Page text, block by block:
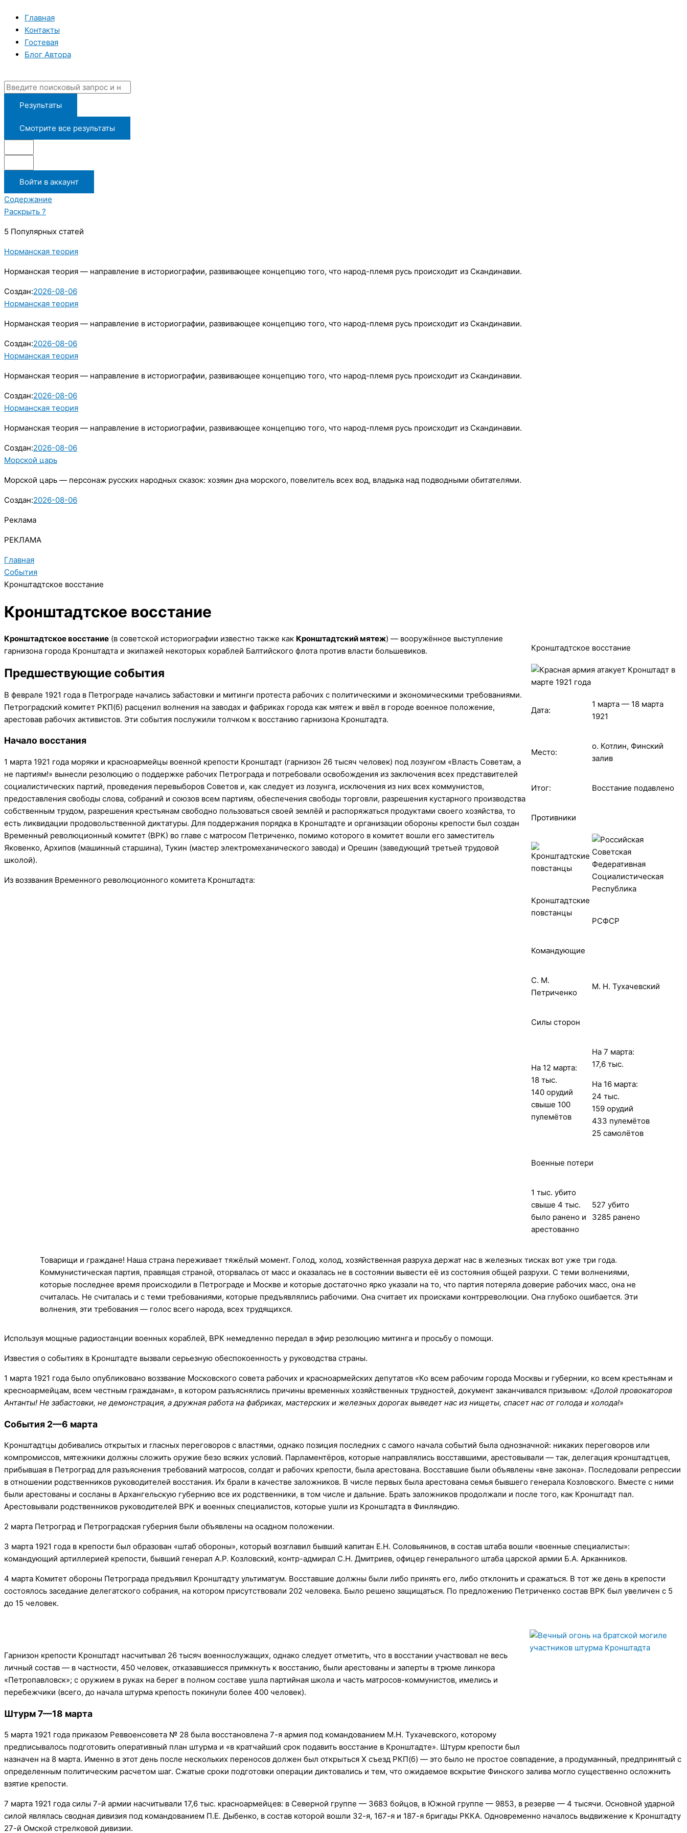
содержимому
Главная
Контакты
Гостевая
Блог Автора
Результаты
Смотрите все результаты
Войти в аккаунт
Содержание
Раскрыть ?
5 Популярных статей
Норманская теория
Норманская теория — направление в историографии, развивающее концепцию того, что народ-племя русь происходит из Скандинавии.
Создан:2026-08-06
Норманская теория
Норманская теория — направление в историографии, развивающее концепцию того, что народ-племя русь происходит из Скандинавии.
Создан:2026-08-06
Норманская теория
Норманская теория — направление в историографии, развивающее концепцию того, что народ-племя русь происходит из Скандинавии.
Создан:2026-08-06
Норманская теория
Норманская теория — направление в историографии, развивающее концепцию того, что народ-племя русь происходит из Скандинавии.
Создан:2026-08-06
Морской царь
Морской царь — персонаж русских народных сказок: хозяин дна морского, повелитель всех вод, владыка над подводными обитателями.
Создан:2026-08-06
Реклама
РЕКЛАМА
Главная
События
Кронштадтское восстание
Кронштадтское восстание
Кронштадтское восстание
Дата:
1 марта — 18 марта
1921
Место:
о. Котлин, Финский
залив
Итог: Восстание подавлено
Противники
Кронштадтские
повстанцы
РСФСР
Командующие
С. М.
Петриченко
М. Н. Тухачевский
Силы сторон
На 12 марта:
18 тыс.
140 орудий
свыше 100
пулемётов
На 7 марта:
17,6 тыс.
На 16 марта:
24 тыс.
159 орудий
433 пулемётов
25 самолётов
Военные потери
1 тыс. убито
свыше 4 тыс.
было ранено и
арестованно
527 убито
3285 ранено
Кронштадтское восстание (в советской историографии известно также как Кронштадтский мятеж) — вооружённое выступление
гарнизона города Кронштадта и экипажей некоторых кораблей Балтийского флота против власти большевиков.
Предшествующие события
В феврале 1921 года в Петрограде начались забастовки и митинги протеста рабочих с политическими и экономическими требованиями.
Петроградский комитет РКП(б) расценил волнения на заводах и фабриках города как мятеж и ввёл в городе военное положение,
арестовав рабочих активистов. Эти события послужили толчком к восстанию гарнизона Кронштадта.
Начало восстания
1 марта 1921 года моряки и красноармейцы военной крепости Кронштадт (гарнизон 26 тысяч человек) под лозунгом «Власть Советам, а
не партиям!» вынесли резолюцию о поддержке рабочих Петрограда и потребовали освобождения из заключения всех представителей
социалистических партий, проведения перевыборов Советов и, как следует из лозунга, исключения из них всех коммунистов,
предоставления свободы слова, собраний и союзов всем партиям, обеспечения свободы торговли, разрешения кустарного производства
собственным трудом, разрешения крестьянам свободно пользоваться своей землёй и распоряжаться продуктами своего хозяйства, то
есть ликвидации продовольственной диктатуры. Для поддержания порядка в Кронштадте и организации обороны крепости был создан
Временный революционный комитет (ВРК) во главе с матросом Петриченко, помимо которого в комитет вошли его заместитель
Яковенко, Архипов (машинный старшина), Тукин (мастер электромеханического завода) и Орешин (заведующий третьей трудовой
школой).
Из воззвания Временного революционного комитета Кронштадта:
Товарищи и граждане! Наша страна переживает тяжёлый момент. Голод, холод, хозяйственная разруха держат нас в железных тисках вот уже три года.
Коммунистическая партия, правящая страной, оторвалась от масс и оказалась не в состоянии вывести её из состояния общей разрухи. С теми волнениями,
которые последнее время происходили в Петрограде и Москве и которые достаточно ярко указали на то, что партия потеряла доверие рабочих масс, она не
считалась. Не считалась и с теми требованиями, которые предъявлялись рабочими. Она считает их происками контрреволюции. Она глубоко ошибается. Эти
волнения, эти требования — голос всего народа, всех трудящихся.
Используя мощные радиостанции военных кораблей, ВРК немедленно передал в эфир резолюцию митинга и просьбу о помощи.
Известия о событиях в Кронштадте вызвали серьезную обеспокоенность у руководства страны.
1 марта 1921 года было опубликовано воззвание Московского совета рабочих и красноармейских депутатов «Ко всем рабочим города Москвы и губернии, ко всем крестьянам и
кресноармейцам, всем честным гражданам», в котором разъяснялись причины временных хозяйственных трудностей, документ заканчивался призывом: «Долой провокаторов
Антанты! Не забастовки, не демонстрация, а дружная работа на фабриках, мастерских и железных дорогах выведет нас из нищеты, спасет нас от голода и холода!»
События 2—6 марта
Кронштадтцы добивались открытых и гласных переговоров с властями, однако позиция последних с самого начала событий была однозначной: никаких переговоров или
компромиссов, мятежники должны сложить оружие безо всяких условий. Парламентёров, которые направлялись восставшими, арестовывали — так, делегация кронштадтцев,
прибывшая в Петроград для разъяснения требований матросов, солдат и рабочих крепости, была арестована. Восставшие были объявлены «вне закона». Последовали репрессии
в отношении родственников руководителей восстания. Их брали в качестве заложников. В числе первых была арестована семья бывшего генерала Козловского. Вместе с ними
были арестованы и сосланы в Архангельскую губернию все их родственники, в том числе и дальние. Брать заложников продолжали и после того, как Кронштадт пал.
Арестовывали родственников руководителей ВРК и военных специалистов, которые ушли из Кронштадта в Финляндию.
2 марта Петроград и Петроградская губерния были объявлены на осадном положении.
3 марта 1921 года в крепости был образован «штаб обороны», который возглавил бывший капитан Е.Н. Соловьянинов, в состав штаба вошли «военные специалисты»:
командующий артиллерией крепости, бывший генерал А.Р. Козловский, контр-адмирал С.Н. Дмитриев, офицер генерального штаба царской армии Б.А. Арканников.
4 марта Комитет обороны Петрограда предъявил Кронштадту ультиматум. Восставшие должны были либо принять его, либо отклонить и сражаться. В тот же день в крепости
состоялось заседание делегатского собрания, на котором присутствовали 202 человека. Было решено защищаться. По предложению Петриченко состав ВРК был увеличен с 5
до 15 человек.
Гарнизон крепости Кронштадт насчитывал 26 тысяч военнослужащих, однако следует отметить, что в восстании участвовал не весь
личный состав — в частности, 450 человек, отказавшиесся примкнуть к восстанию, были арестованы и заперты в трюме линкора
«Петропавловск»; с оружием в руках на берег в полном составе ушла партийная школа и часть матросов-коммунистов, имелись и
перебежчики (всего, до начала штурма крепость покинули более 400 человек).
Штурм 7—18 марта
5 марта 1921 года приказом Реввоенсовета № 28 была восстановлена 7-я армия под командованием М.Н. Тухачевского, которому
предписывалось подготовить оперативный план штурма и «в кратчайший срок подавить восстание в Кронштадте». Штурм крепости был
назначен на 8 марта. Именно в этот день после нескольких переносов должен был открыться Х съезд РКП(б) — это было не простое совпадение, а продуманный, предпринятый с
определенным политическим расчетом шаг. Сжатые сроки подготовки операции диктовались и тем, что ожидаемое вскрытие Финского залива могло существенно осложнить
взятие крепости.
7 марта 1921 года силы 7-й армии насчитывали 17,6 тыс. красноармейцев: в Северной группе — 3683 бойцов, в Южной группе — 9853, в резерве — 4 тысячи. Основной ударной
силой являлась сводная дивизия под командованием П.Е. Дыбенко, в состав которой вошли 32-я, 167-я и 187-я бригады РККА. Одновременно началось выдвижение к Кронштадту
27-й Омской стрелковой дивизии.
здесь...